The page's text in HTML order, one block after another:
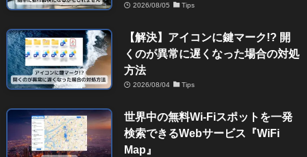
2026/08/05 Tips
【解決】アイコンに鍵マーク!? 開
くのが異常に遅くなった場合の対処
方法
2026/08/04 Tips
世界中の無料Wi-Fiスポットを一発
検索できるWebサービス『WiFi
Map』